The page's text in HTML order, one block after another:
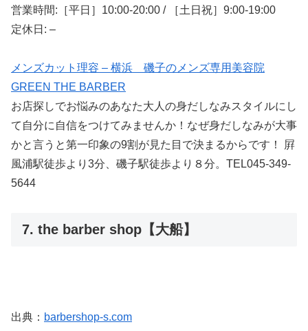
営業時間:［平日］10:00-20:00 / ［土日祝］9:00-19:00
定休日: –
メンズカット理容 – 横浜 磯子のメンズ専用美容院
GREEN THE BARBER
お店探しでお悩みのあなた大人の身だしなみスタイルにし
て自分に自信をつけてみませんか！なぜ身だしなみが大事
かと言うと第一印象の9割が見た目で決まるからです！ 屛
風浦駅徒歩より3分、磯子駅徒歩より８分。TEL045-349-
5644
7. the barber shop【大船】
出典： barbershop-s.com